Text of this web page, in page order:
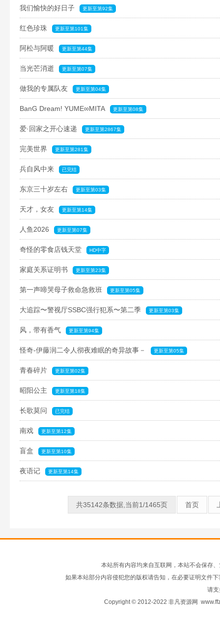
我们愉快的好日子 更新至第92集
红色珍珠 更新至第101集
阿松与阿暖 更新至第44集
当光芒消逝 更新至第07集
做我的专属队友 更新至第04集
BanG Dream! YUME∞MITA 更新至第08集
爱·回家之开心速递 更新至第2867集
完美世界 更新至第281集
兵自风中来 已完结
东京三十岁左右 更新至第03集
天才，女友 更新至第14集
人鱼2026 更新至第07集
奇怪的零食店钱天堂 HD中字
家庭关系证明书 更新至第23集
第一声啼哭母子救命急救班 更新至第05集
大追踪〜警视厅SSBC强行犯系〜第二季 更新至第03集
风，带有香气 更新至第94集
怪奇-伊藤润二令人彻夜难眠的奇异故事－ 更新至第05集
青春碎片 更新至第02集
昭阳公主 更新至第18集
长歌莫问 已完结
南戏 更新至第12集
盲盒 更新至第10集
夜语记 更新至第14集
共35142条数据,当前1/1465页 首页
本站所有内容均来自互联网，本站不会保存
如果本站部分内容侵犯您的版权请告知，在必要证明文件
请
Copyright © 2012-2022 非凡资源网